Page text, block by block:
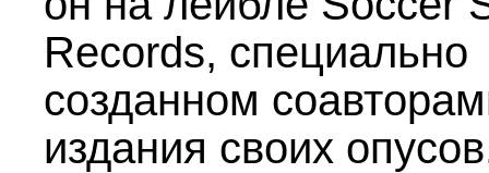
Records, специально
созданном
издания своих